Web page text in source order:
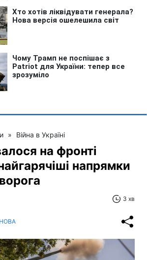
» Війна в Україні
на фронті
напрямки
3 хв